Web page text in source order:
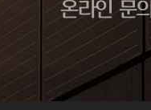
온라인 문의